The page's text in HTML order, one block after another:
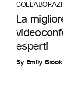
La
esperti
By Emily Brooks